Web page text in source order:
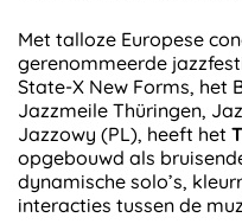
Met talloze Europese
gerenommeerde
State-X New Forms, het
Jazzmeile Thüringen,
Jazzowy (PL), heeft het
opgebouwd als
dynamische solo’s,
interacties tussen de